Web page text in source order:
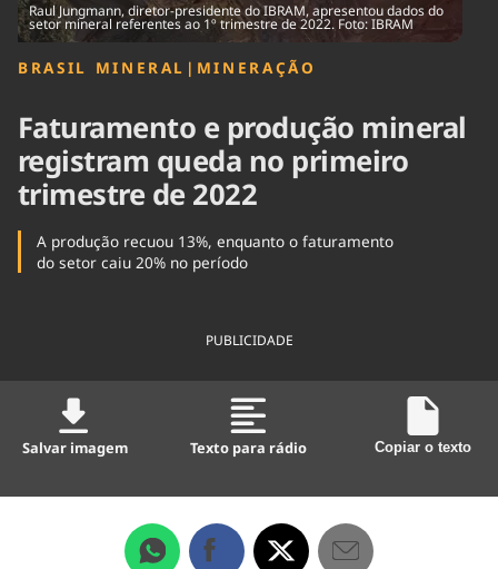
Raul Jungmann, diretor-presidente do IBRAM, apresentou dados do
setor mineral referentes ao 1º trimestre de 2022. Foto: IBRAM
BRASIL MINERAL | MINERAÇÃO
Faturamento e produção mineral
registram queda no primeiro
trimestre de 2022
A produção recuou 13%, enquanto o faturamento
do setor caiu 20% no período
PUBLICIDADE
Salvar imagem Texto para rádio Copiar o texto